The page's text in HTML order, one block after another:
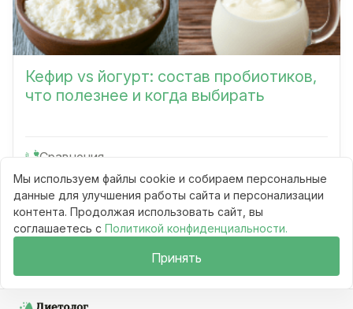
Кефир vs йогурт: состав пробиотиков,
что полезнее и когда выбирать
Сравнения
53
Читать
Мы используем файлы cookie и собираем персональные
данные для улучшения работы сайта и персонализации
контента. Продолжая использовать сайт, вы
соглашаетесь с Политикой конфиденциальности.
Принять